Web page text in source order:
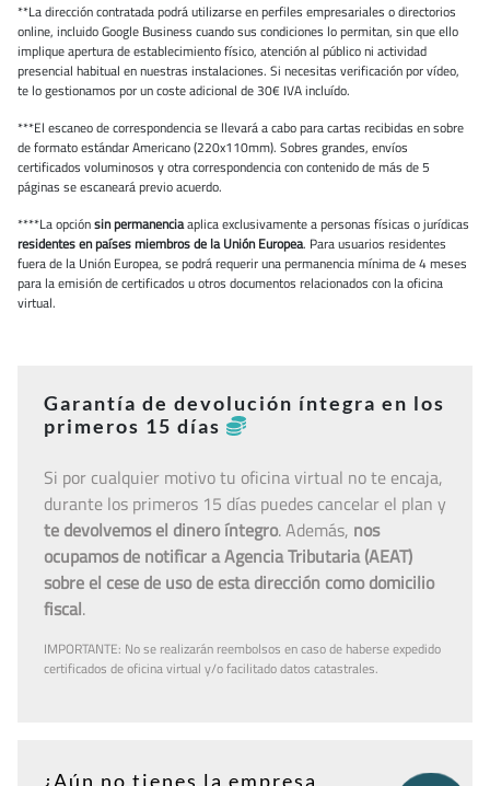
**La dirección contratada podrá utilizarse en perfiles empresariales o directorios
online, incluido Google Business cuando sus condiciones lo permitan, sin que ello
implique apertura de establecimiento físico, atención al público ni actividad
presencial habitual en nuestras instalaciones. Si necesitas verificación por vídeo,
te lo gestionamos por un coste adicional de 30€ IVA incluído.
***El escaneo de correspondencia se llevará a cabo para cartas recibidas en sobre
de formato estándar Americano (220x110mm). Sobres grandes, envíos
certificados voluminosos y otra correspondencia con contenido de más de 5
páginas se escaneará previo acuerdo.
****La opciónsin permanenciaaplica exclusivamente a personas físicas o jurídicas
residentes en países miembros de la Unión Europea. Para usuarios residentes
fuera de la Unión Europea, se podrá requerir una permanencia mínima de 4 meses
para la emisión de certificados u otros documentos relacionados con la oficina
virtual.
Garantía de devolución íntegra en los
primeros 15 días
Si por cualquier motivo tu oficina virtual no te encaja,
durante los primeros 15 días puedes cancelar el plan y
te devolvemos el dinero íntegro. Además, nos
ocupamos de notificar a Agencia Tributaria (AEAT)
sobre el cese de uso de esta dirección como domicilio
fiscal.
IMPORTANTE: No se realizarán reembolsos en caso de haberse expedido
certificados de oficina virtual y/o facilitado datos catastrales.
¿Aún no tienes la empresa